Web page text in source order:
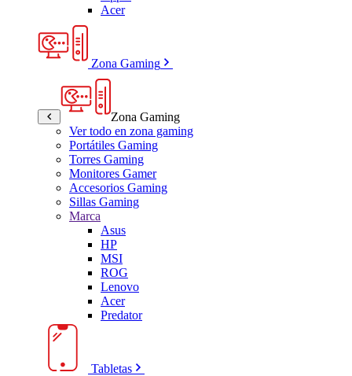
Acer
Zona Gaming
Zona Gaming
Ver todo en zona gaming
Portátiles Gaming
Torres Gaming
Monitores Gamer
Accesorios Gaming
Sillas Gaming
Marca
Asus
HP
MSI
ROG
Lenovo
Acer
Predator
Tabletas